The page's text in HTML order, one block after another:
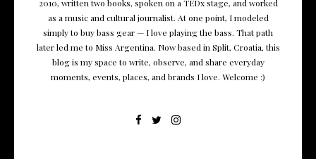
2010, written two books, spoken on a TEDx stage, and worked
as a music and cultural journalist. At one point, I modeled
simply to buy bass gear — I love playing the bass. That path
later led me to Miss Argentina. Now based in Split, Croatia, this
blog is my space to write, observe, and share everyday
moments, events, places, and brands I love. Welcome :)